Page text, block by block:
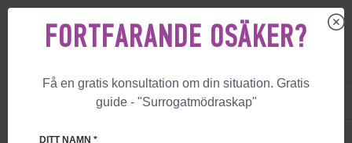
+1 844 892 78 00 UK
OM OSS ANNA IVANOVA
FORTFARANDE OSÄKER?
Få en gratis konsultation om din situation. Gratis
guide - "Surrogatmödraskap"
DITT NAMN *